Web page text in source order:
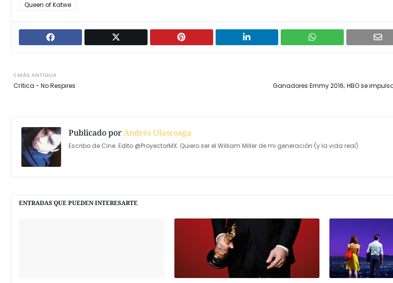
Queen of Katwe
Ganadores Emmy 2016; HBO se
MÁS ANTIGUA
Crítica - No Respires
Publicado porAndrés Olascoaga
Escribo de Cine. Edito @ProyectorMX. Quiero ser el William Miller de mi generación (y la vida real).
ENTRADAS QUE PUEDEN INTERESARTE